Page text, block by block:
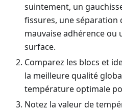
suintement, un
fissures, une séparation
mauvaise adhérence ou
surface.
Comparez les blocs et
la meilleure qualité
température optimale
Notez la valeur de